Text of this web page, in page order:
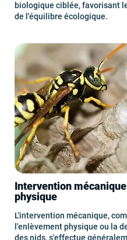
biologique ciblée, favorisant
de l'équilibre écologique.
Intervention
physique
L'intervention mécanique,
l'enlèvement physique ou la
des nids, s'effectue